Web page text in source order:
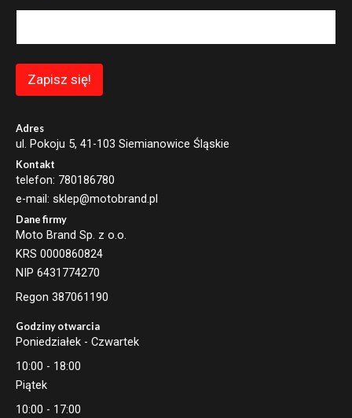
l
i
Zapisz się!
Adres
ul. Pokoju 5, 41-103 Siemianowice Śląskie
Kontakt
telefon: 780186780
e-mail: sklep@motobrand.pl
Dane firmy
Moto Brand Sp. z o.o.
KRS 0000860824
NIP 6431774270
Regon 387061190
Godziny otwarcia
Poniedziałek - Czwartek
10:00 - 18:00
Piątek
10:00 - 17:00